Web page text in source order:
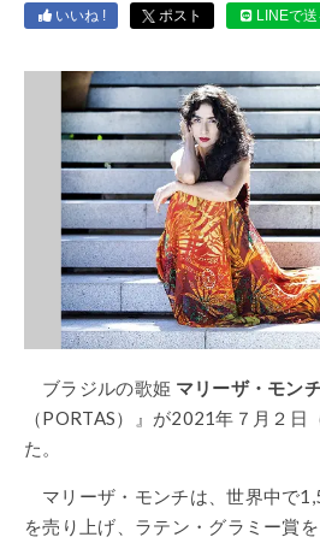
いいね ! ポスト LINEで送
ブラジルの歌姫 マリーザ・モン
（PORTAS）』が2021年７月２日
た。
マリーザ・モンチは、世界中で
を売り上げ、ラテン・グラミー賞